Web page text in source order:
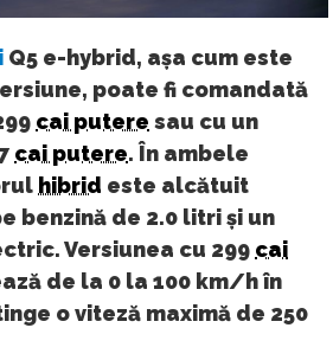
Q5 e-hybrid, așa cum este
poate fi comandată
cai putere sau cu un
cai putere. În ambele
hibrid este alcătuit
benzină de 2.0 litri și un
Versiunea cu 299 cai
de la 0 la 100 km/h în
o viteză maximă de 250